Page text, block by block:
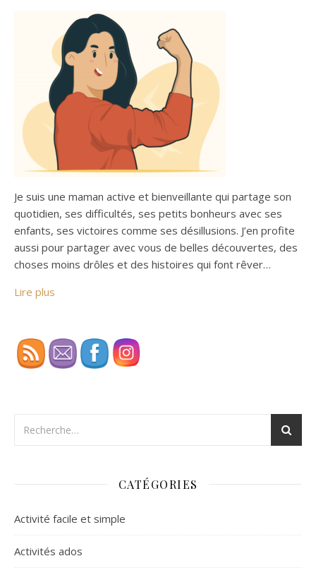
Je suis une maman active et bienveillante qui partage son
quotidien, ses difficultés, ses petits bonheurs avec ses
enfants, ses victoires comme ses désillusions. J’en profite
aussi pour partager avec vous de belles découvertes, des
choses moins drôles et des histoires qui font rêver…
Lire plus
CATÉGORIES
Activité facile et simple
Activités ados